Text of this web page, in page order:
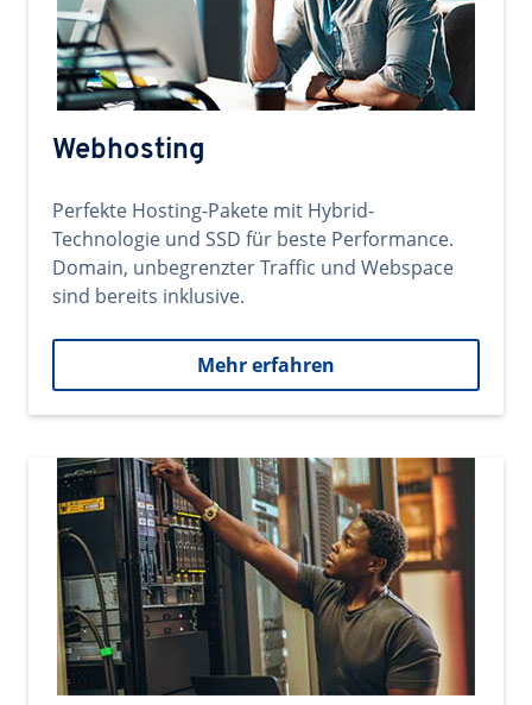
Webhosting
Perfekte Hosting-Pakete mit Hybrid-
Technologie und SSD für beste Performance.
Domain, unbegrenzter Traffic und Webspace
sind bereits inklusive.
Mehr erfahren